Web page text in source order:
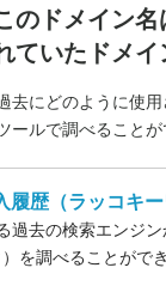
のドメイン名
ていたドメイ
去にどのように使
ールで調べることが
履歴（ラッコキー
過去の検索エンジ
を調べることがで